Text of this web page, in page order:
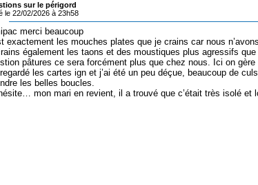
sur le périgord
le 22/02/2026 à 23h58
merci beaucoup
exactement les mouches plates que je crains car nous
également les taons et des moustiques plus agressifs
pâtures ce sera forcément plus que chez nous. Ici on gère
regardé les cartes ign et j’ai été un peu déçue, beaucoup de
les belles boucles.
mon mari en revient, il a trouvé que c’était très isolé et